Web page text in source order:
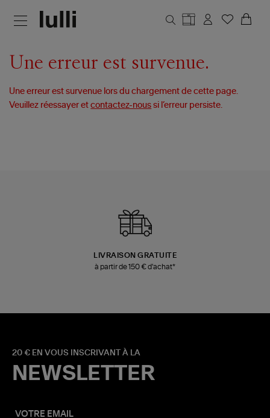
Une erreur est survenue.
Une erreur est survenue lors du chargement de cette page.
Veuillez réessayer etcontactez-nous si l’erreur persiste.
LIVRAISON GRATUITE
à partir de 150 € d'achat*
20 € EN VOUS INSCRIVANT À LA
NEWSLETTER